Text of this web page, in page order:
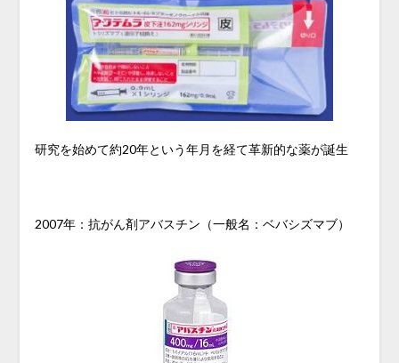
研究を始めて約20年という年月を経て革新的な薬が誕生
2007年：抗がん剤アバスチン（一般名：ベバシズマブ）